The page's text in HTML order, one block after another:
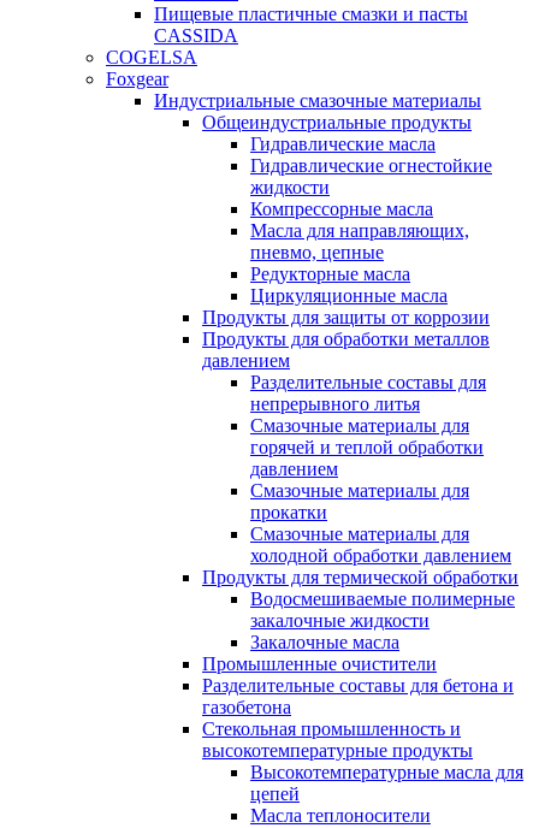
Пищевые пластичные смазки и пасты
CASSIDA
COGELSA
Foxgear
Индустриальные смазочные материалы
Общеиндустриальные продукты
Гидравлические масла
Гидравлические огнестойкие
жидкости
Компрессорные масла
Масла для направляющих,
пневмо, цепные
Редукторные масла
Циркуляционные масла
Продукты для защиты от коррозии
Продукты для обработки металлов
давлением
Разделительные составы для
непрерывного литья
Смазочные материалы для
горячей и теплой обработки
давлением
Смазочные материалы для
прокатки
Смазочные материалы для
холодной обработки давлением
Продукты для термической обработки
Водосмешиваемые полимерные
закалочные жидкости
Закалочные масла
Промышленные очистители
Разделительные составы для бетона и
газобетона
Стекольная промышленность и
высокотемпературные продукты
Высокотемпературные масла для
цепей
Масла теплоносители